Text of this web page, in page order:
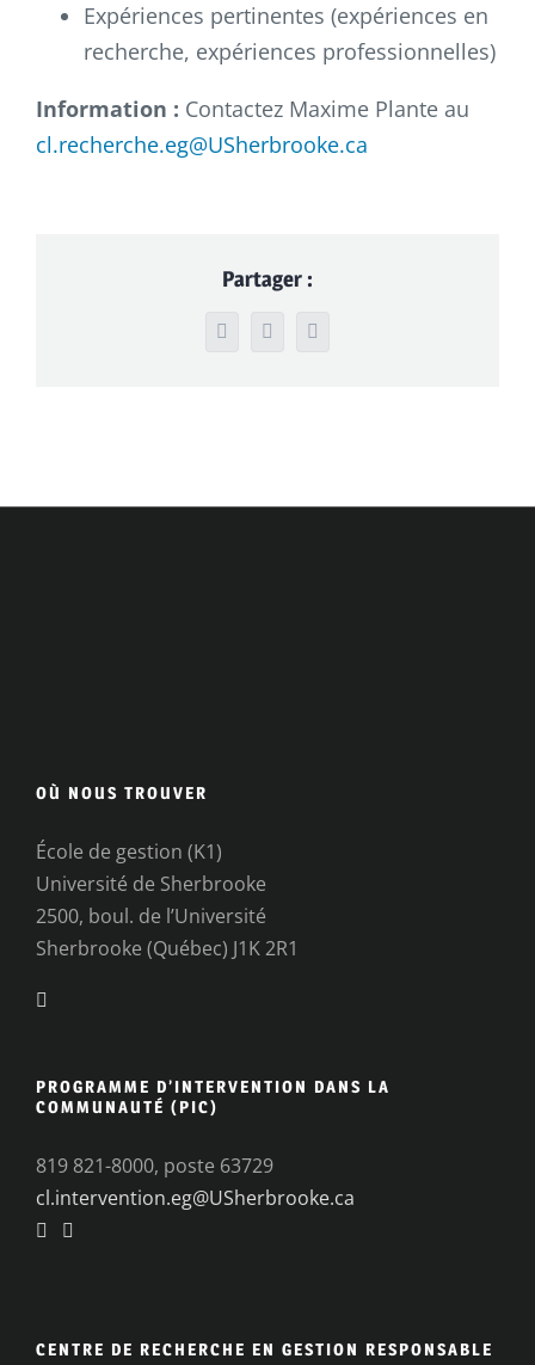
Expériences pertinentes (expériences en
recherche, expériences professionnelles)
Information : Contactez Maxime Plante au
cl.recherche.eg@USherbrooke.ca
Partager :
FacebookLinkedInCourriel
OÙ NOUS TROUVER
École de gestion (K1)
Université de Sherbrooke
2500, boul. de l’Université
Sherbrooke (Québec) J1K 2R1
PROGRAMME D’INTERVENTION DANS LA
COMMUNAUTÉ (PIC)
819 821-8000, poste 63729
cl.intervention.eg@USherbrooke.ca
CENTRE DE RECHERCHE EN GESTION RESPONSABLE